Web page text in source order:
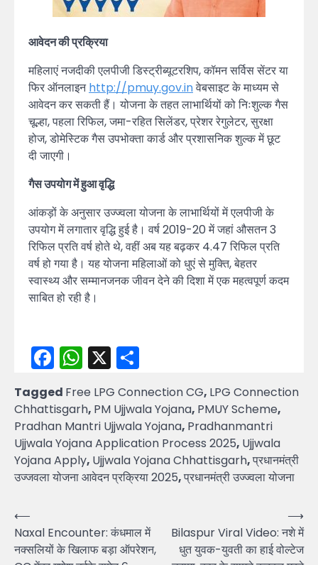
आवेदन की प्रक्रिया
महिलाएं नजदीकी एलपीजी डिस्ट्रीब्यूटरशिप, कॉमन सर्विस सेंटर या
फिर ऑनलाइनhttp://pmuy.gov.inवेबसाइट के माध्यम से
आवेदन कर सकती हैं। योजना के तहत लाभार्थियों को निःशुल्क गैस
चूल्हा, पहला रिफिल, जमा-रहित सिलेंडर, प्रेशर रेगुलेटर, सुरक्षा
होज, डोमेस्टिक गैस उपभोक्ता कार्ड और प्रशासनिक शुल्क में छूट
दी जाएगी।
गैस उपयोग में हुआ वृद्धि
आंकड़ों के अनुसार उज्ज्वला योजना के लाभार्थियों में एलपीजी के
उपयोग में लगातार वृद्धि हुई है। वर्ष 2019-20 में जहां औसतन 3
रिफिल प्रति वर्ष होते थे, वहीं अब यह बढ़कर 4.47 रिफिल प्रति
वर्ष हो गया है। यह योजना महिलाओं को धुएं से मुक्ति, बेहतर
स्वास्थ्य और सम्मानजनक जीवन देने की दिशा में एक महत्वपूर्ण कदम
साबित हो रही है।
Facebook
WhatsApp
X
Tagged Free LPG Connection CG, LPG Connection
Chhattisgarh, PM Ujjwala Yojana, PMUY Scheme,
Pradhan Mantri Ujjwala Yojana, Pradhanmantri
Ujjwala Yojana Application Process 2025, Ujjwala
Yojana Apply, Ujjwala Yojana Chhattisgarh,प्रधानमंत्री
उज्जवला योजना आवेदन प्रक्रिया 2025,प्रधानमंत्री उज्ज्वला योजना
Post
navigation
⟵
Naxal Encounter: कंधमाल में
नक्सलियों के खिलाफ बड़ा ऑपरेशन,
Bilaspur Viral Video: नशे में
धुत युवक-युवती का हाई वोल्टेज
⟶